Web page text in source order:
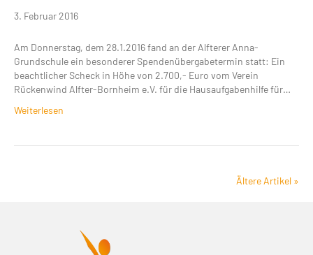
3. Februar 2016
Am Donnerstag, dem 28.1.2016 fand an der Alfterer Anna-
Grundschule ein besonderer Spendenübergabetermin statt: Ein
beachtlicher Scheck in Höhe von 2.700,- Euro vom Verein
Rückenwind Alfter-Bornheim e.V. für die Hausaufgabenhilfe für…
Weiterlesen
Ältere Artikel »